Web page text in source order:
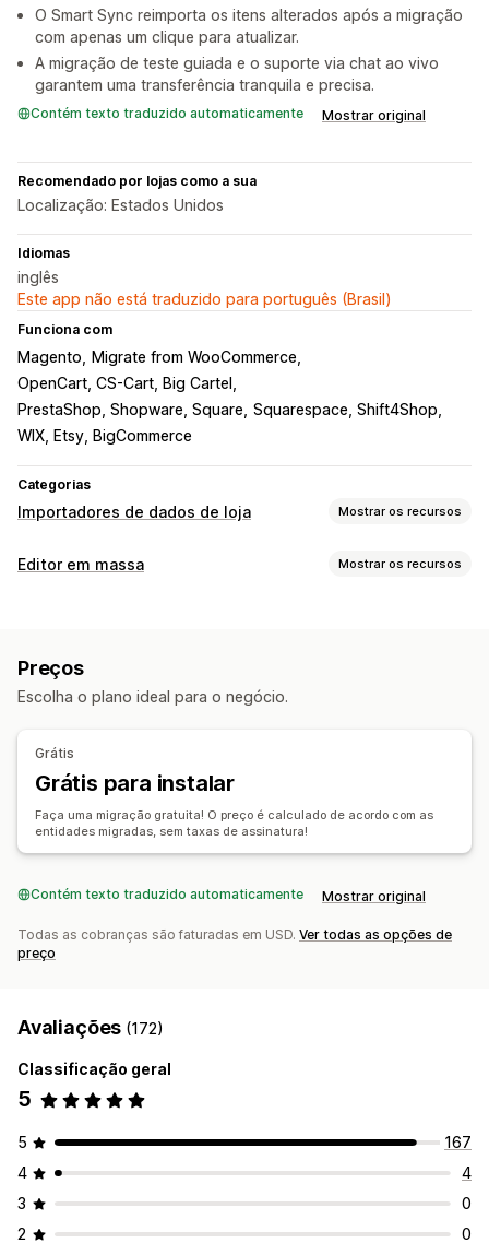
O Smart Sync reimporta os itens alterados após a migração
com apenas um clique para atualizar.
A migração de teste guiada e o suporte via chat ao vivo
garantem uma transferência tranquila e precisa.
Contém texto traduzido automaticamente Mostrar original
Recomendado por lojas como a sua
Localização: Estados Unidos
Idiomas
inglês
Este app não está traduzido para português (Brasil)
Funciona com
Magento
Migrate from WooCommerce
OpenCart, CS-Cart, Big Cartel
PrestaShop, Shopware, Square Squarespace, Shift4Shop
WIX, Etsy, BigCommerce
Categorias
Importadores de dados de loja Mostrar os recursos
Sincronização de dados
Migração de dados
Criptografia
Atualizações em massa
Coleções
Migrar de plataforma
Editor em massa Mostrar os recursos
Preços SKU e código de barras
Estoque Metacampos Coleções
Exclusão em massa
Atualizações de SEO
Migração de dados Sincronização de dados
Edição em massa
Preços
Escolha o plano ideal para o negócio.
Grátis
Grátis para instalar
Faça uma migração gratuita! O preço é calculado de acordo com as
entidades migradas, sem taxas de assinatura!
Contém texto traduzido automaticamente Mostrar original
Todas as cobranças são faturadas em USD. Ver todas as opções de
preço
Avaliações (172)
Classificação geral
5
5
167
4
4
3
0
2
0